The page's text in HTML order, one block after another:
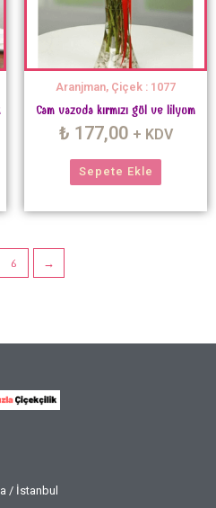
Aranjman, Çiçek : 1077
Cam vazoda kırmızı gül ve lilyum
₺ 177,00 + KDV
Sepete Ekle
6 →
/ İstanbul